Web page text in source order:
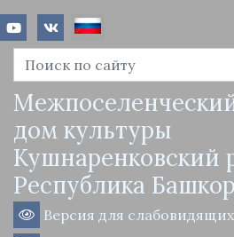
дом культуры
Кушнаренковский
Республика
Версия для слабовидящих